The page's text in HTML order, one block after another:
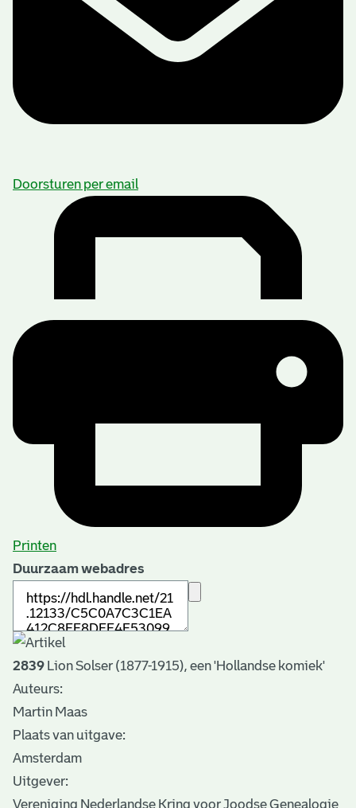
Doorsturen per email
Printen
Duurzaam webadres
2839 Lion Solser (1877-1915), een 'Hollandse komiek'
Auteurs:
Martin Maas
Plaats van uitgave:
Amsterdam
Uitgever:
Vereniging Nederlandse Kring voor Joodse Genealogie